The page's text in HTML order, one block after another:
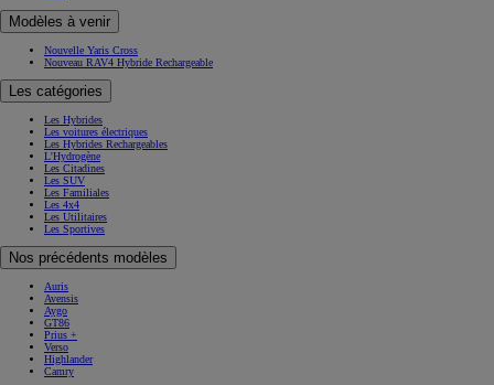
Modèles à venir
Nouvelle Yaris Cross
Nouveau RAV4 Hybride Rechargeable
Les catégories
Les Hybrides
Les voitures électriques
Les Hybrides Rechargeables
L'Hydrogène
Les Citadines
Les SUV
Les Familiales
Les 4x4
Les Utilitaires
Les Sportives
Nos précédents modèles
Auris
Avensis
Aygo
GT86
Prius +
Verso
Highlander
Camry